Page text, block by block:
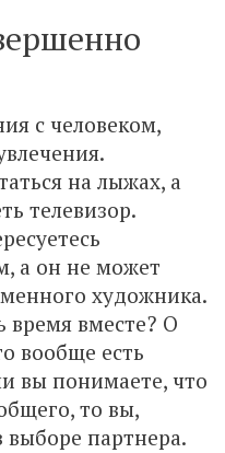
с человеком,
на лыжах, а
телевизор.
а он не может
художника.
время вместе? О
вообще есть
вы понимаете, что
то вы,
выборе партнера.